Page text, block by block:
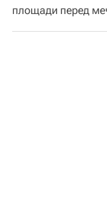
площади перед